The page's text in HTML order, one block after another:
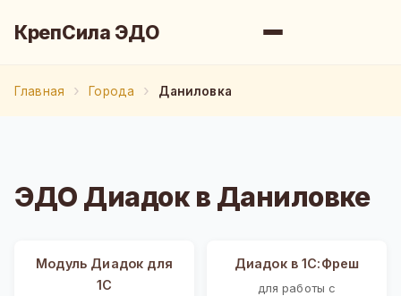
КрепСила ЭДО
Главная Города Даниловка
ЭДО Диадок в Даниловке
Модуль Диадок для
1С
Диадок в 1С:Фреш
для работы с